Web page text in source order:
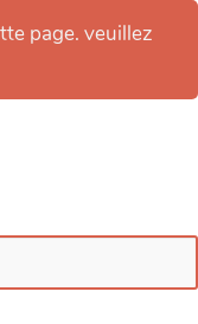
page. veuillez